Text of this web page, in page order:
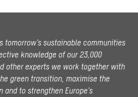
tomorrow’s sustainable communities
knowledge of our 23,000
other experts we work together with
green transition, maximise the
to strengthen Europe’s